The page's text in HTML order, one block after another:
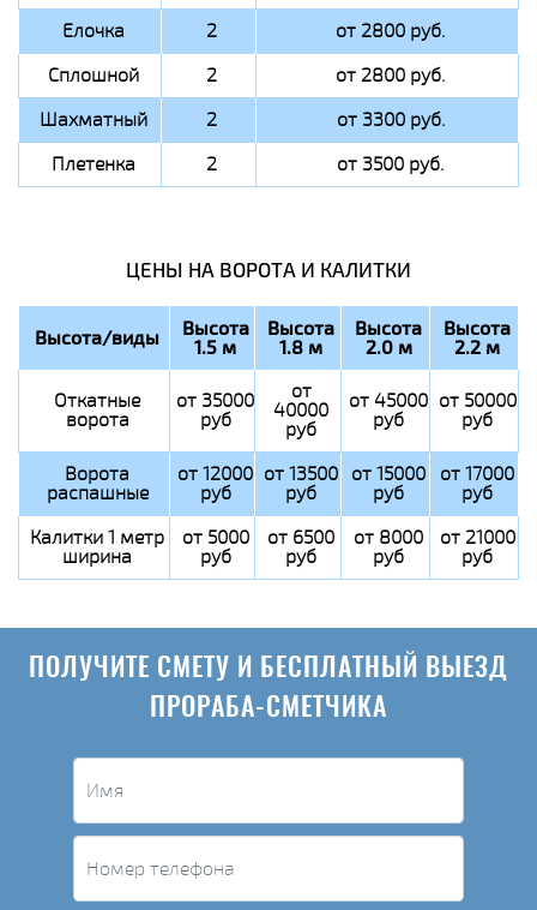
Елочка
2
от 2800 руб.
Сплошной
2
от 2800 руб.
Шахматный
2
от 3300 руб.
Плетенка
2 от 3500 руб.
ЦЕНЫ НА ВОРОТА И КАЛИТКИ
Высота/виды Высота
1.5 м
Высота
1.8 м
Высота
2.0 м
Высота
2.2 м
Откатные
ворота
от 35000
руб
от
40000
руб
от 45000
руб
от 50000
руб
Ворота
распашные
от 12000
руб
от 13500
руб
от 15000
руб
от 17000
руб
Калитки 1 метр
ширина
от 5000
руб
от 6500
руб
от 8000
руб
от 21000
руб
ПОЛУЧИТЕ СМЕТУ И БЕСПЛАТНЫЙ ВЫЕЗД
ПРОРАБА-СМЕТЧИКА